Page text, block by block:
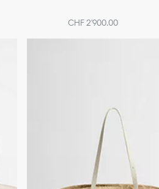
CHF 2'900.00